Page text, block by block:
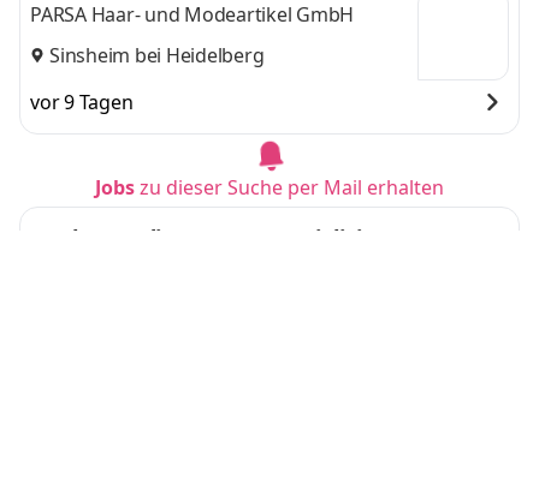
PARSA Haar- und Modeartikel GmbH
Sinsheim bei Heidelberg
vor 9 Tagen
Jobszu dieser Suche per Mail erhalten
Duales Studium BWL - Spezialisierung Accoun